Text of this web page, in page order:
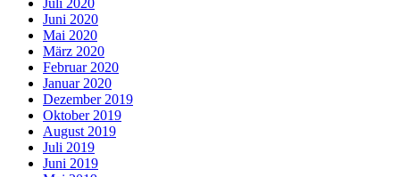
Juli 2020
Juni 2020
Mai 2020
März 2020
Februar 2020
Januar 2020
Dezember 2019
Oktober 2019
August 2019
Juli 2019
Juni 2019